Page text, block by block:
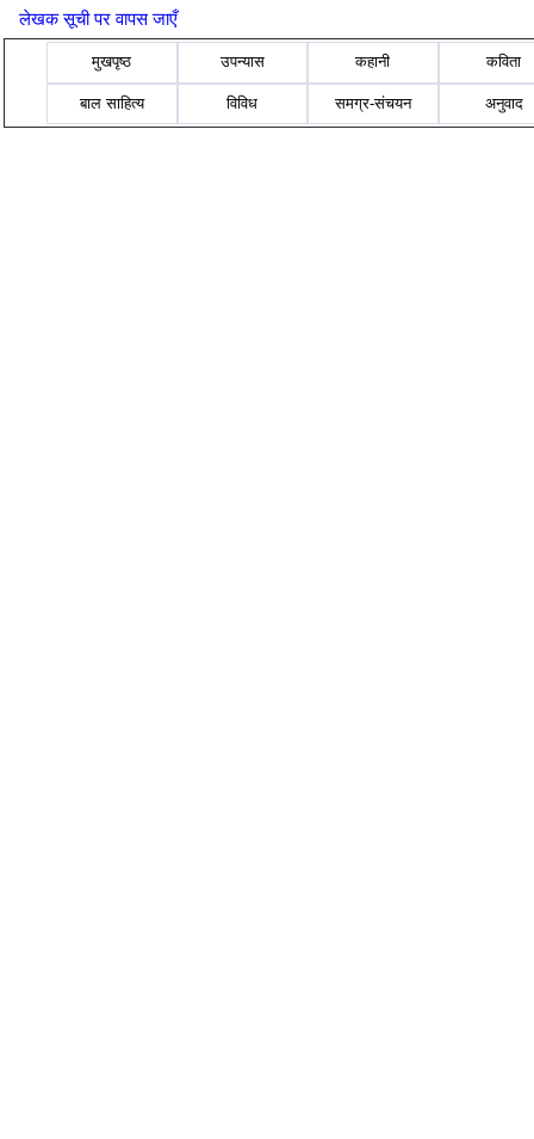
लेखक सूची पर वापस जाएँ
मुखपृष्ठ उपन्यास कहानी कविता
बाल साहित्य विविध समग्र-संचयन अनुवाद